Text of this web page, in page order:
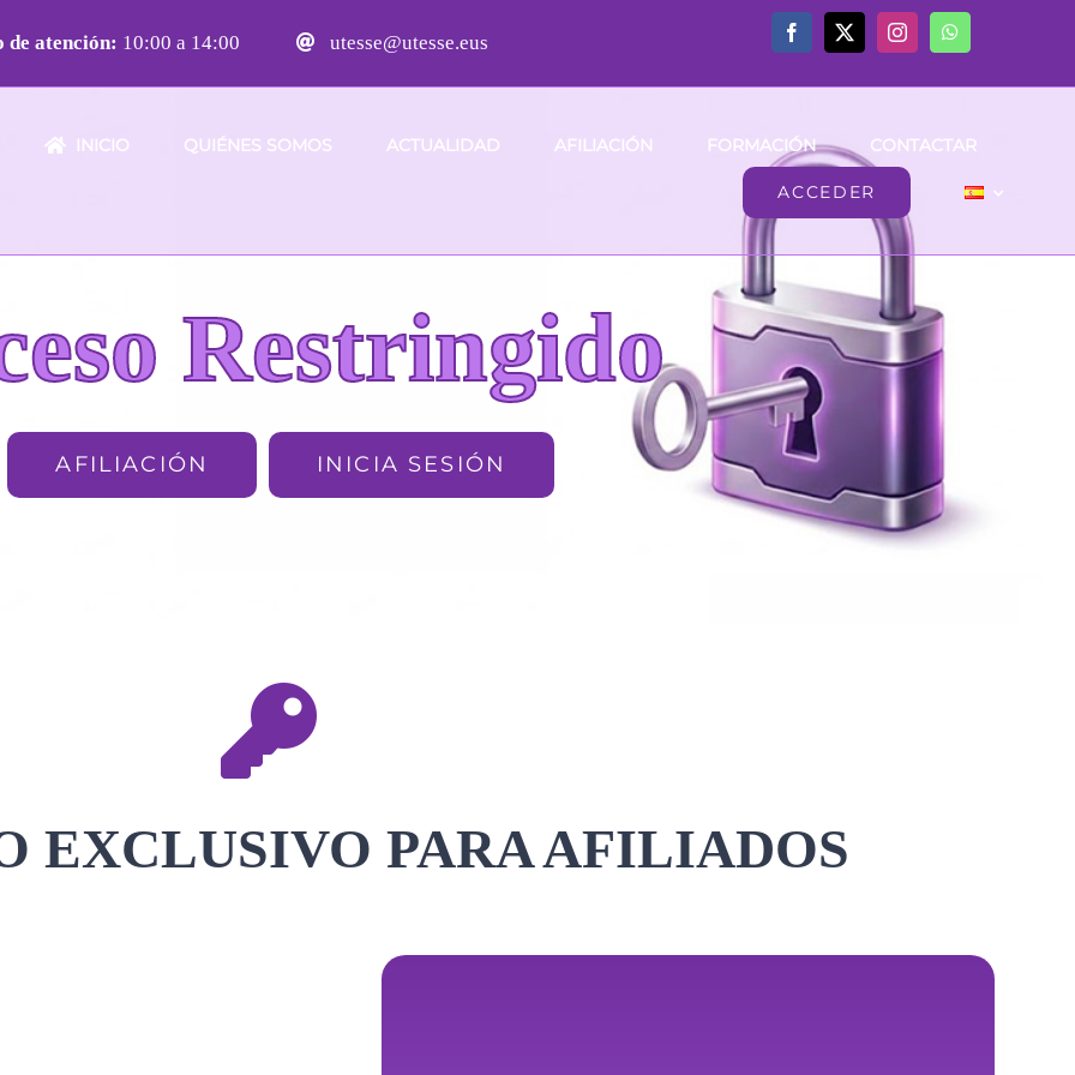
atención: 10:00 a 14:00 utesse@utesse.eus
INICIO QUIÉNES SOMOS ACTUALIDAD AFILIACIÓN FORMACIÓN CONTACTAR
ACCEDER
Restringido
AFILIACIÓN INICIA SESIÓN
EXCLUSIVO PARA AFILIADOS